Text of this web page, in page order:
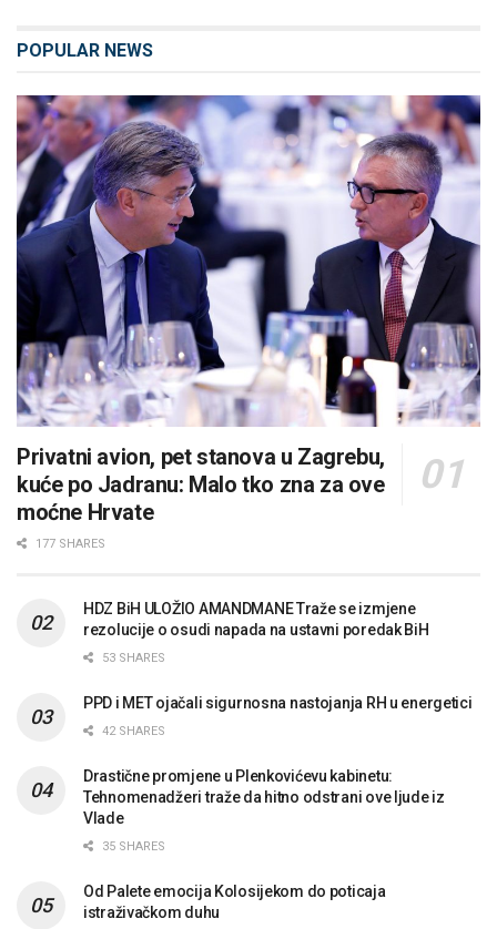
POPULAR NEWS
Privatni avion, pet stanova u Zagrebu,
kuće po Jadranu: Malo tko zna za ove
moćne Hrvate
177 SHARES
HDZ BiH ULOŽIO AMANDMANE Traže se izmjene
rezolucije o osudi napada na ustavni poredak BiH
53 SHARES
PPD i MET ojačali sigurnosna nastojanja RH u energetici
42 SHARES
Drastične promjene u Plenkovićevu kabinetu:
Tehnomenadžeri traže da hitno odstrani ove ljude iz
Vlade
35 SHARES
Od Palete emocija Kolosijekom do poticaja
istraživačkom duhu